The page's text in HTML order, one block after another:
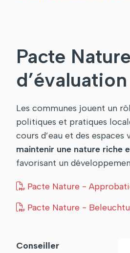
Pacte
Les communes jouent un
politiques et pratiques
cours d’eau et des
maintenir une nature riche
favorisant un
Pacte Nature -
Pacte Nature -
Conseiller